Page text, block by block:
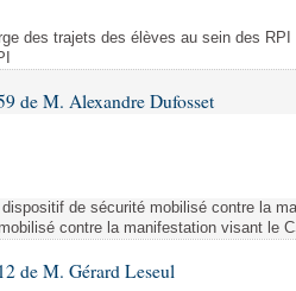
des trajets des élèves au sein des
de M. Alexandre Dufosset
de sécurité mobilisé contre la
contre la manifestation visant le
de M. Gérard Leseul